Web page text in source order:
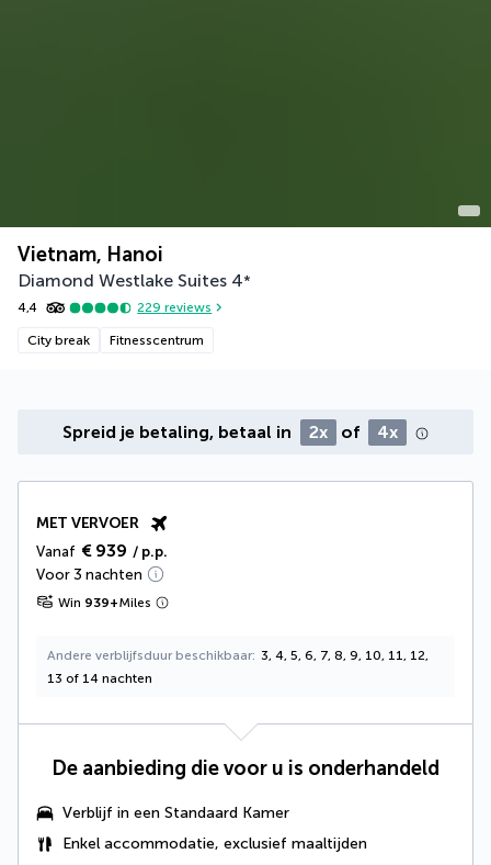
Vietnam, Hanoi
Diamond Westlake Suites 4*
4,4 229 reviews
City break Fitnesscentrum
Spreid je betaling, betaal in 2x of 4x
MET VERVOER
Vanaf € 939 / p.p.
Voor 3 nachten
Win 939+Miles
Andere verblijfsduur beschikbaar 3, 4, 5, 6, 7, 8, 9, 10, 11, 12,
13 of 14 nachten
De aanbieding die voor u is onderhandeld
Verblijf in een Standaard Kamer
Enkel accommodatie, exclusief maaltijden